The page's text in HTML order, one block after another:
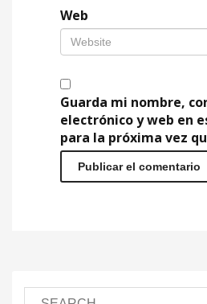
Web
Guarda mi nombre,
electrónico y web en
para la próxima vez